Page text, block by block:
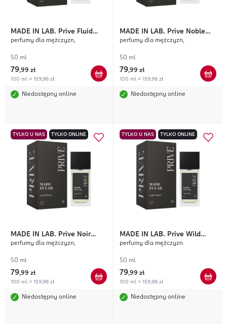
MADE IN LAB. Prive Fluid
Mind
perfumy dla mężczyzn,
50 ml
79,99 zł
100 ml = 159,98 zł
Niedostępny online
MADE IN LAB. Prive Noble
Shade
perfumy dla mężczyzn,
50 ml
79,99 zł
100 ml = 159,98 zł
Niedostępny online
TYLKO U NAS TYLKO ONLINE
MADE IN LAB. Prive Noir
Desire
perfumy dla mężczyzn,
50 ml
79,99 zł
100 ml = 159,98 zł
Niedostępny online
TYLKO U NAS TYLKO ONLINE
MADE IN LAB. Prive Wild
Amber
perfumy dla mężczyzn
50 ml
79,99 zł
100 ml = 159,98 zł
Niedostępny online